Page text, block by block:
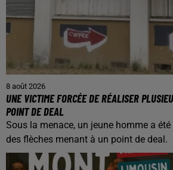
8 août 2026
UNE VICTIME FORCÉE DE RÉALISER
POINT DE DEAL
Sous la menace, un jeune homme a
des flèches menant à un point de deal.